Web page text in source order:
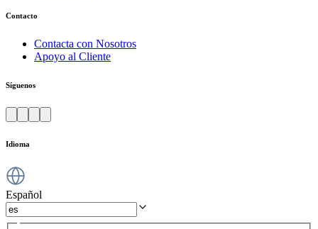
Contacto
Contacta con Nosotros
Apoyo al Cliente
Síguenos
Idioma
Español